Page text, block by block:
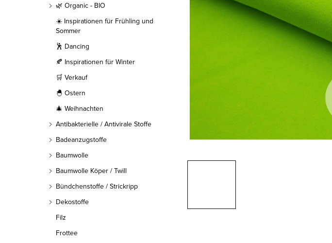
🌿 Organic - BIO
☀️ Inspirationen für Frühling und
Sommer
🕺 Dancing
🍂 Inspirationen für Winter
🛒 Verkauf
🐣 Ostern
🎄 Weihnachten
Antibakterielle / Antivirale Stoffe
Badeanzugstoffe
Baumwolle
Baumwolle Köper / Twill
Bündchenstoffe / Strickripp
Dekostoffe
Filz
Frottee